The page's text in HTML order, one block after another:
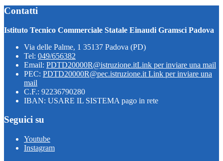
Contatti
Istituto Tecnico Commerciale Statale Einaudi Gramsci Padova
Via delle Palme, 1 35137 Padova (PD)
Tel: 049/656382
Email: PDTD20000R@istruzione.itLink per inviare una mail
PEC: PDTD20000R@pec.istruzione.it Link per inviare una
mail
C.F.: 92236790280
IBAN: USARE IL SISTEMA pago in rete
Seguici su
Youtube
Instagram